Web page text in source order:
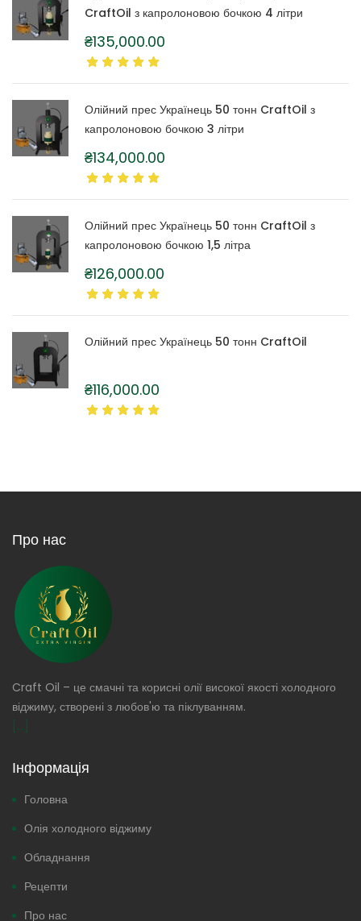
CraftOil з капролоновою бочкою 4 літри
₴135,000.00
Олійний прес Українець 50 тонн CraftOil з
капролоновою бочкою 3 літри
₴134,000.00
Олійний прес Українець 50 тонн CraftOil з
капролоновою бочкою 1,5 літра
₴126,000.00
Олійний прес Українець 50 тонн CraftOil
₴116,000.00
Про нас
Craft Oil – це смачні та корисні олії високої якості холодного
віджиму, створені з любов'ю та піклуванням.
[...]
Інформація
Головна
Олія холодного віджиму
Обладнання
Рецепти
Про нас